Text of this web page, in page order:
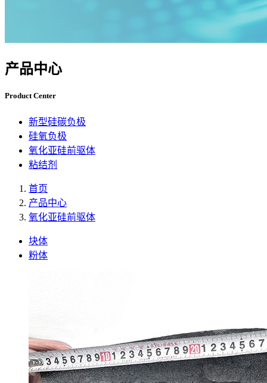
产品中心
Product Center
新型硅碳负极
硅氧负极
氧化亚硅前驱体
粘结剂
首页
产品中心
氧化亚硅前驱体
块体
粉体